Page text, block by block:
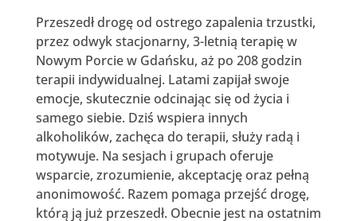
Przeszedł drogę od ostrego zapalenia trzustki,
przez odwyk stacjonarny, 3-letnią terapię w
Nowym Porcie w Gdańsku, aż po 208 godzin
terapii indywidualnej. Latami zapijał swoje
emocje, skutecznie odcinając się od życia i
samego siebie. Dziś wspiera innych
alkoholików, zachęca do terapii, służy radą i
motywuje. Na sesjach i grupach oferuje
wsparcie, zrozumienie, akceptację oraz pełną
anonimowość. Razem pomaga przejść drogę,
którą ją już przeszedł. Obecnie jest na ostatnim